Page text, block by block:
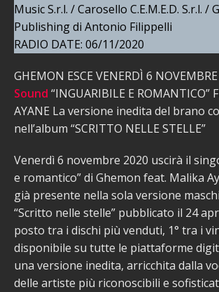
Music S.r.l. / Carosello C.E.M.E.D. S.r.l. /
Publishing di Antonio Filippelli
RADIO DATE: 06/11/2020
GHEMON ESCE VENERDÌ 6
Sound “INGUARIBILE E ROMANTICO”
AYANE La versione inedita del brano
nell’album “SCRITTO NELLE STELLE”
Venerdì 6 novembre 2020 uscirà il
e romantico” di Ghemon feat. Malika
già presente nella sola versione
“Scritto nelle stelle” pubblicato il 24
posto tra i dischi più venduti, 1° tra i
disponibile su tutte le piattaforme
una versione inedita, arricchita dalla
delle artiste più riconoscibili e